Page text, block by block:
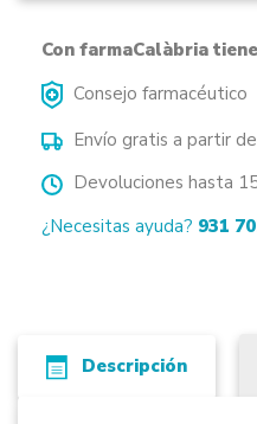
Con farmaCalàbria
Consejo farmacéutico
Envío gratis a partir
Devoluciones hasta
¿Necesitas ayuda? 931
Descripción